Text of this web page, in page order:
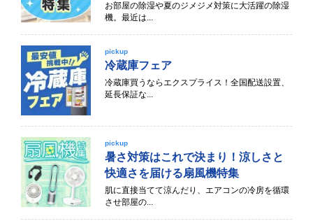
お部屋の除湿や夏のジメジメ対策に大活躍の除湿
機。最近は...
pickup
冷蔵庫フェア
冷蔵庫買うならエクスプライス！全国配送設置、
延長保証な...
pickup
暑さ対策はこれで決まり！涼しさと
快適さを届ける扇風機特集
肌に直接当てて涼んだり、エアコンの冷房を循環
させ部屋の...